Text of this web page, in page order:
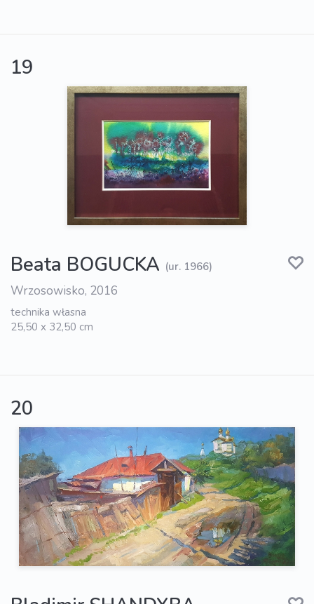
19
Beata BOGUCKA (ur. 1966)
Wrzosowisko, 2016
technika własna
25,50 x 32,50 cm
20